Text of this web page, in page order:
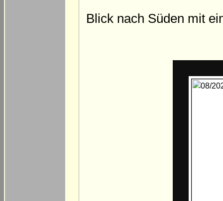
Blick nach Süden mit